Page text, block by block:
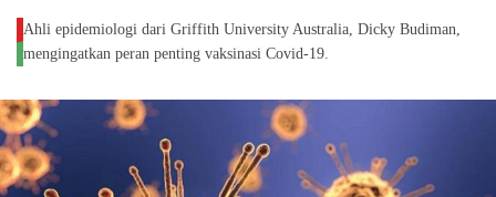
Ahli epidemiologi dari Griffith University Australia, Dicky Budiman,
mengingatkan peran penting vaksinasi Covid-19.